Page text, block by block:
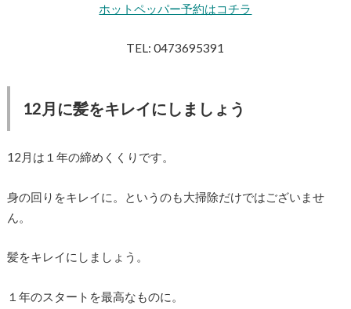
ホットペッパー予約はコチラ
TEL: 0473695391
12月に髪をキレイにしましょう
12月は１年の締めくくりです。
身の回りをキレイに。というのも大掃除だけではございませ
ん。
髪をキレイにしましょう。
１年のスタートを最高なものに。